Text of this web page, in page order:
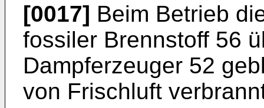
[0017] Beim Betrieb
fossiler Brennstoff 56
Dampferzeuger 52
von Frischluft